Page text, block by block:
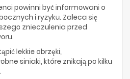
powinni być informowani o
i ryzyku. Zaleca się
znieczulenia przed
lekkie obrzęki,
siniaki, które znikają po kilku